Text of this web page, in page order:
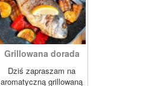
Grillowana dorada
Dziś zapraszam na
aromatyczną grillowaną